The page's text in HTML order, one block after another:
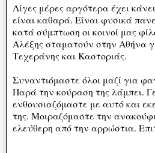
Λίγες μέρες αργότερα έχει
είναι καθαρά. Είναι φυσικά
κατά σύμπτωση οι κοινοί μας
Αλέξης σταματούν στην Αθήνα
Τεχεράνης και Καστοριάς.
Συναντιόμαστε όλοι μαζί για
Παρά την κούραση της λάμπει.
ενθουσιαζόμαστε με αυτό και
της. Μοιραζόμαστε την
ελεύθερη από την αρρώστια.